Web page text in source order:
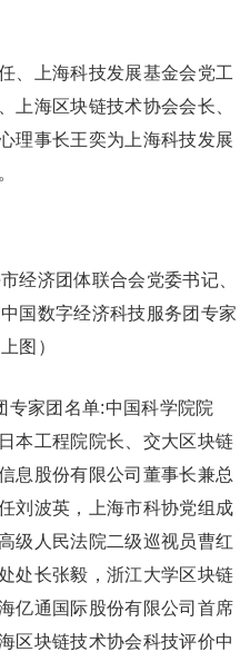
、上海科技发展基金会党工
上海区块链技术协会会长、
理事长王奕为上海科技发展
经济团体联合会党委书记、
国数字经济科技服务团专家
图）
专家团名单:中国科学院院
本工程院院长、交大区块链
息股份有限公司董事长兼总
刘波英，上海市科协党组成
级人民法院二级巡视员曹红
处长张毅，浙江大学区块链
亿通国际股份有限公司首席
区块链技术协会科技评价中